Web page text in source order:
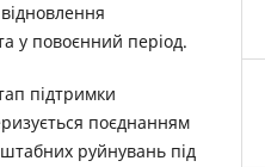
у повоєнний період.
підтримки
поєднанням
руйнувань під